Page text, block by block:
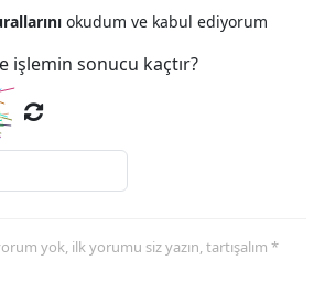
okudum ve kabul ediyorum
işlemin sonucu kaçtır?
yok, ilk yorumu siz yazın, tartışalım *